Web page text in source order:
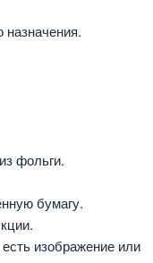
назначения.
фольги.
бумагу.
изображение или